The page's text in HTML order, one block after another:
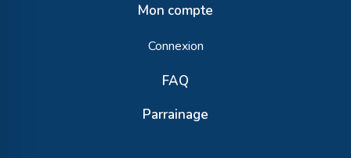
Mon compte
Connexion
FAQ
Parrainage